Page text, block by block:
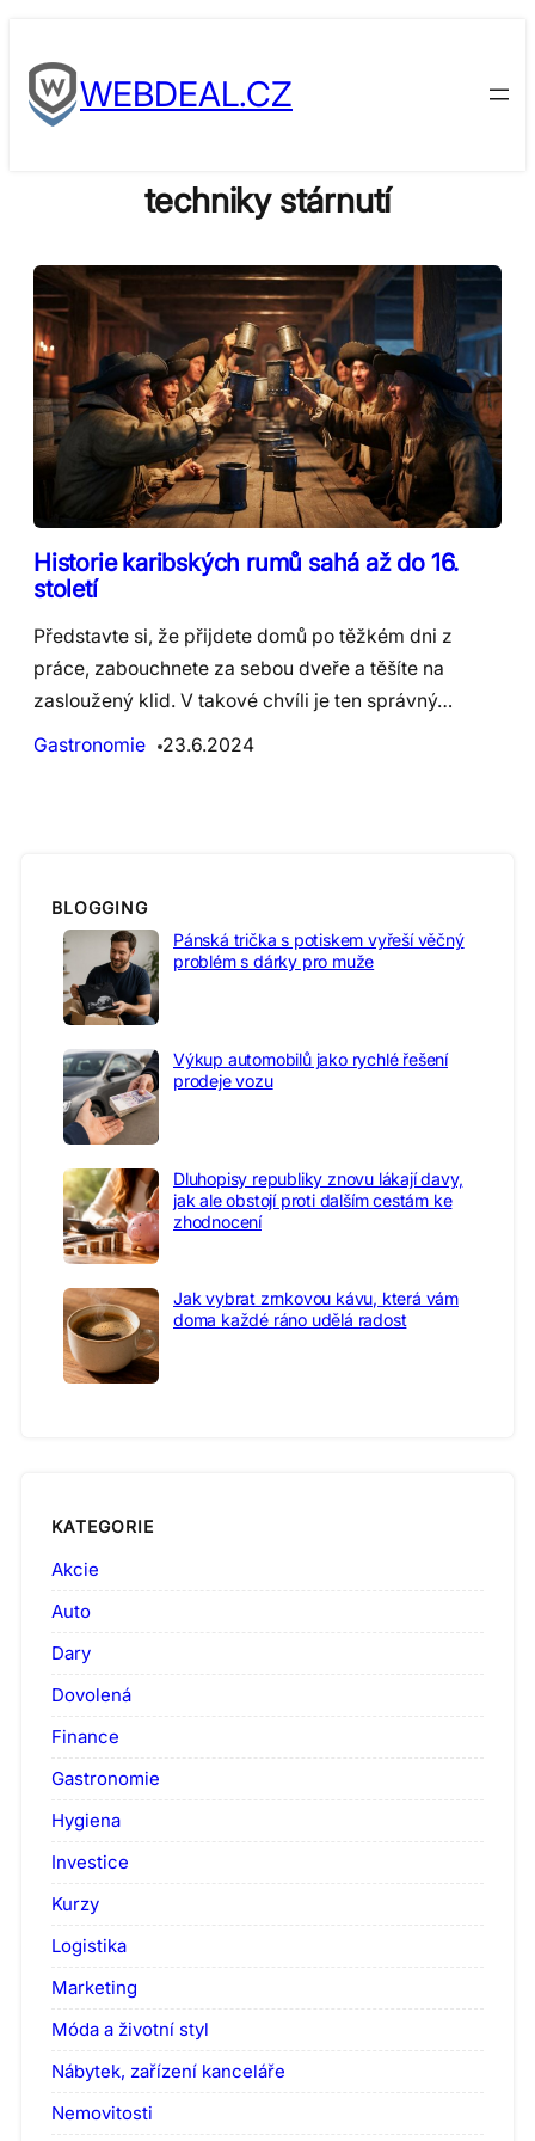
to
contentWEBDEAL.CZ
techniky stárnutí
Historie karibských rumů sahá až do 16.
století
Představte si, že přijdete domů po těžkém dni z
práce, zabouchnete za sebou dveře a těšíte na
zasloužený klid. V takové chvíli je ten správný…
Gastronomie
23.6.2024
BLOGGING
Pánská trička s potiskem vyřeší věčný
problém s dárky pro muže
Výkup automobilů jako rychlé řešení
prodeje vozu
Dluhopisy republiky znovu lákají davy,
jak ale obstojí proti dalším cestám ke
zhodnocení
Jak vybrat zrnkovou kávu, která vám
doma každé ráno udělá radost
KATEGORIE
Akcie
Auto
Dary
Dovolená
Finance
Gastronomie
Hygiena
Investice
Kurzy
Logistika
Marketing
Móda a životní styl
Nábytek, zařízení kanceláře
Nemovitosti